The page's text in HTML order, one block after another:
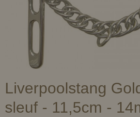
Liverpoolstang
sleuf - 11,5cm -